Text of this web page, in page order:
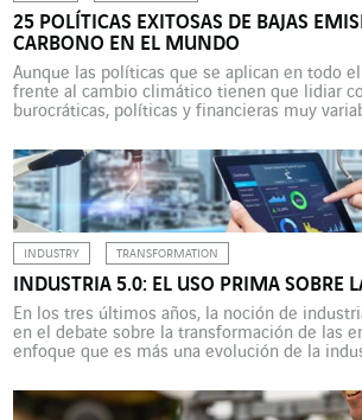
25 POLÍTICAS EXITOSAS DE BAJAS
CARBONO EN EL MUNDO
Aunque las políticas que se aplican en todo
frente al cambio climático tienen que lidiar
burocráticas, políticas y financieras muy
estados. En un informe publicado en
(“Lecciones extraídas de […]
INDUSTRY TRANSFORMATION
INDUSTRIA 5.0: EL USO PRIMA SOBRE
En los tres últimos años, la noción de
en el debate sobre la transformación de las
enfoque que es más una evolución de la
eficiencia. La noción de industria 4.0 se
años, hasta […]